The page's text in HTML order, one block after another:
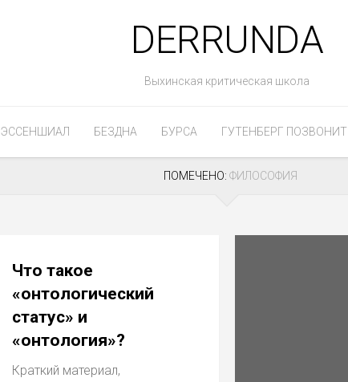
DERRUNDA
Выхинская критическая школа
ЭССЕНШИАЛ БЕЗДНА БУРСА ГУТЕНБЕРГ ПОЗВОНИТ
ПОМЕЧЕНО: ФИЛОСОФИЯ
Что такое
«онтологический
статус» и
«онтология»?
Краткий материал,